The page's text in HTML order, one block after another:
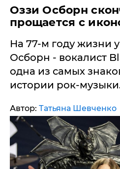
Оззи Осборн
прощается с
На 77-м году жизни
Осборн - вокалист
одна из самых
истории рок-
Автор: Татьяна Шевченко